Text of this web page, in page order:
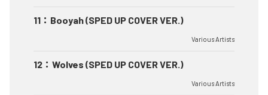
11 ： Booyah (SPED UP COVER VER.)
Various Artists
12 ： Wolves (SPED UP COVER VER.)
Various Artists